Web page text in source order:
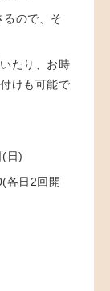
ので、そ
たり、 お時
けも可能で
日)
各日2回開